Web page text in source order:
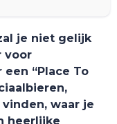
je niet gelijk
voor
“Place To
waar je
heerlijke